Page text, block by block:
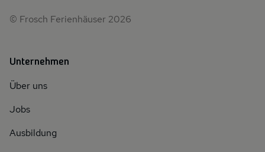
© Frosch Ferienhäuser 2026
Unternehmen
Über uns
Jobs
Ausbildung